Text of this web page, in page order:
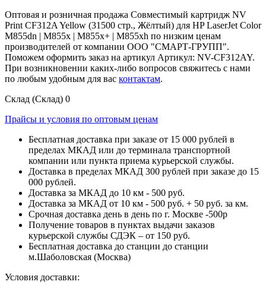
Оптовая и розничная продажа Совместимый картридж NV
Print CF312A Yellow (31500 стр., Жёлтый) для HP LaserJet Color
M855dn | M855x | M855x+ | M855xh по низким ценам
производителей от компании ООО "СМАРТ-ГРУПП".
Поможем оформить заказ на артикул Артикул: NV-CF312AY.
При возникновении каких-либо вопросов свяжитесь с нами
по любым удобным для вас контактам.
Склад (Склад) 0
Прайсы и условия по оптовым ценам
Бесплатная доставка при заказе от 15 000 рублей в
пределах МКАД или до терминала транспортной
компании или пункта приема курьерской службы.
Доставка в пределах МКАД 300 рублей при заказе до 15
000 рублей.
Доставка за МКАД до 10 км - 500 руб.
Доставка за МКАД от 10 км - 500 руб. + 50 руб. за км.
Срочная доставка день в день по г. Москве -500р
Получение товаров в пунктах выдачи заказов
курьерской службы СДЭК – от 150 руб.
Бесплатная доставка до станции до станции
м.Шаболовская (Москва)
Условия доставки: